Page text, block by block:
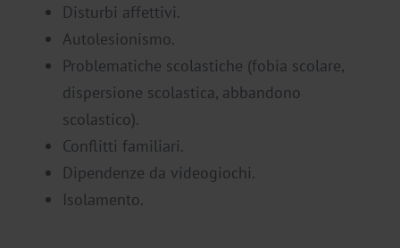
Disturbi affettivi.
Autolesionismo.
Problematiche scolastiche (fobia scolare,
dispersione scolastica, abbandono
scolastico).
Conflitti familiari.
Dipendenze da videogiochi.
Isolamento.